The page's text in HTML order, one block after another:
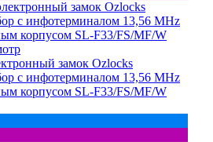
замок Ozlocks
с инфотерминалом 13,56 MHz
корпусом SL-F33/FS/MF/W